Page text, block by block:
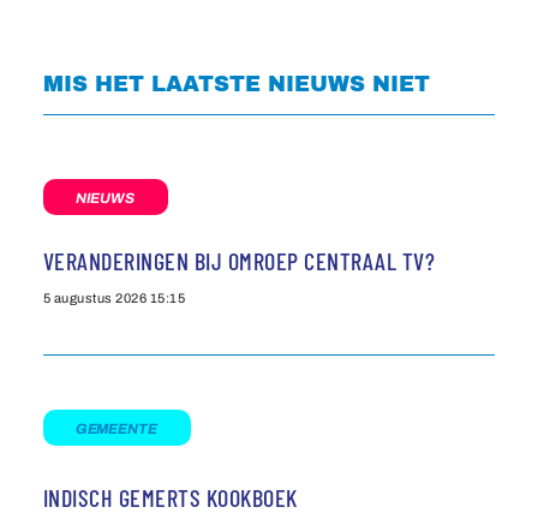
MIS HET LAATSTE NIEUWS NIET
NIEUWS
VERANDERINGEN BIJ OMROEP CENTRAAL TV?
5 augustus 2026 15:15
GEMEENTE
INDISCH GEMERTS KOOKBOEK